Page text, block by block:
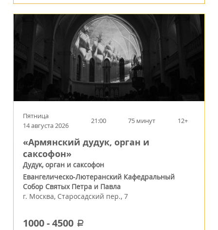
Пятница
14 августа 2026
21:00 75 минут 12+
«Армянский дудук, орган и
саксофон»
Дудук, орган и саксофон
Евангелическо-Лютеранский Кафедральный
Собор Святых Петра и Павла
г. Москва, Старосадский пер., 7
1000-4500 a